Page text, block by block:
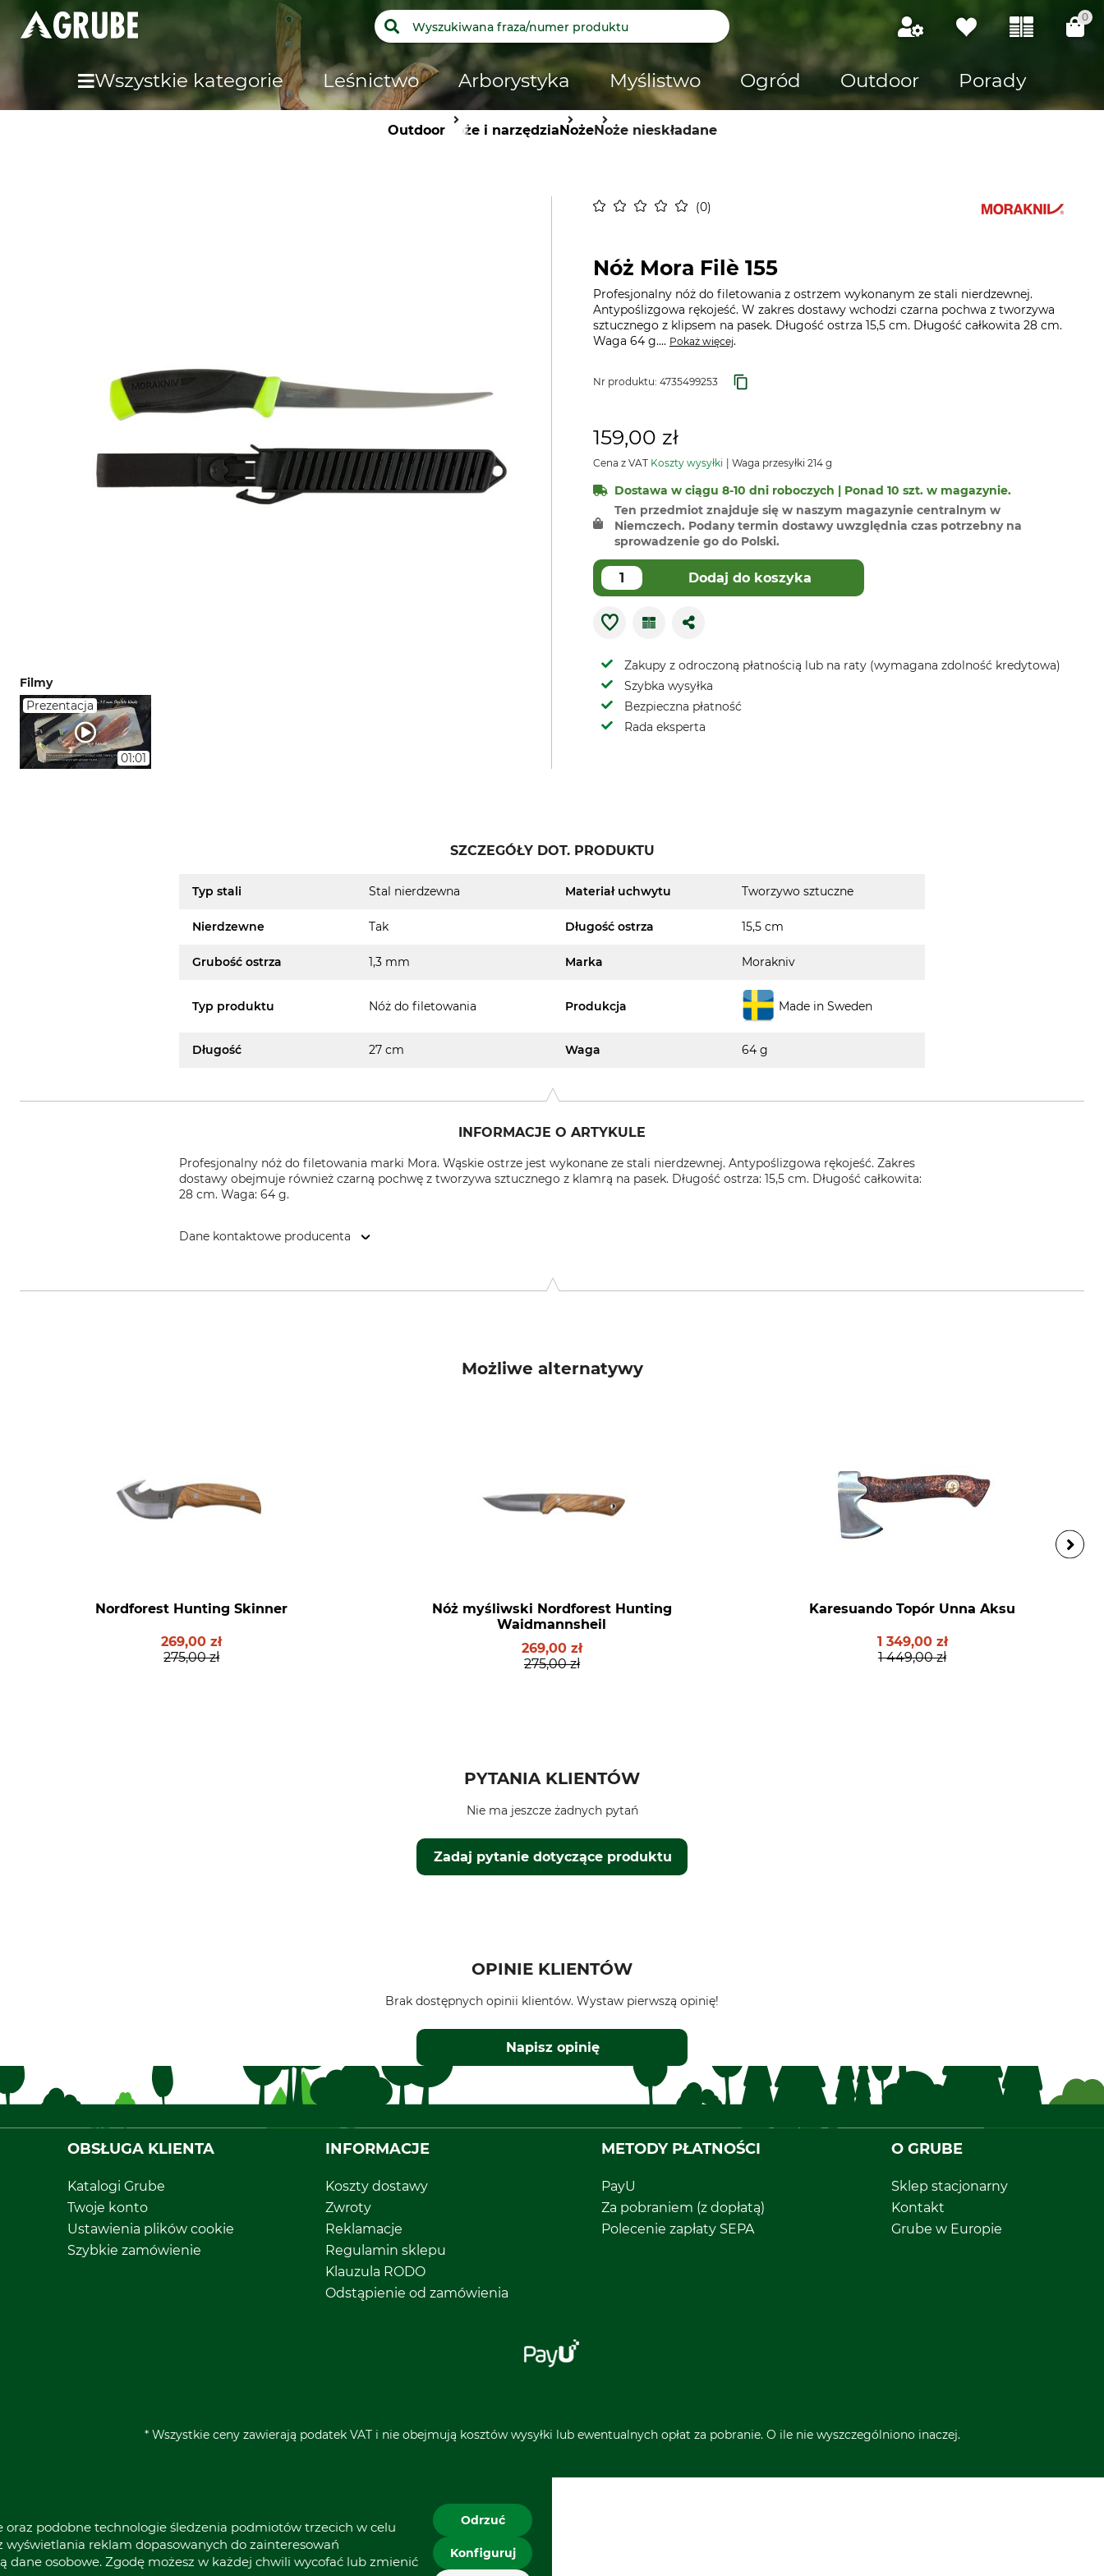
0
Wszystkie kategorie Leśnictwo Arborystyka Myślistwo Ogród Outdoor Porady
OutdoorNoże i narzędziaNożeNoże nieskładane
0
Filmy
Prezentacja
01:01
Nóż Mora Filè 155
Profesjonalny nóż do filetowania z ostrzem wykonanym ze stali nierdzewnej.
Antypoślizgowa rękojeść. W zakres dostawy wchodzi czarna pochwa z tworzywa
sztucznego z klipsem na pasek. Długość ostrza 15,5 cm. Długość całkowita 28 cm.
Waga 64 g.... Pokaż więcej.
Nr produktu: 4735499253
159,00 zł
Cena z VAT Koszty wysyłki Waga przesyłki 214 g
Dostawa w ciągu 8-10 dni roboczych | Ponad 10 szt. w magazynie.
Ten przedmiot znajduje się w naszym magazynie centralnym w
Niemczech. Podany termin dostawy uwzględnia czas potrzebny na
sprowadzenie go do Polski.
Dodaj do koszyka
Zakupy z odroczoną płatnością lub na raty (wymagana zdolność kredytowa)
Szybka wysyłka
Bezpieczna płatność
Rada eksperta
SZCZEGÓŁY DOT. PRODUKTU
Typ stali Stal nierdzewna Materiał uchwytu Tworzywo sztuczne
Nierdzewne Tak Długość ostrza 15,5 cm
Grubość ostrza 1,3 mm Marka Morakniv
Typ produktu Nóż do filetowania Produkcja Made in Sweden
Długość 27 cm Waga 64 g
INFORMACJE O ARTYKULE
Profesjonalny nóż do filetowania marki Mora. Wąskie ostrze jest wykonane ze stali nierdzewnej. Antypoślizgowa rękojeść. Zakres
dostawy obejmuje również czarną pochwę z tworzywa sztucznego z klamrą na pasek. Długość ostrza: 15,5 cm. Długość całkowita:
28 cm. Waga: 64 g.
Dane kontaktowe producenta
Możliwe alternatywy
Nordforest Hunting Skinner
269,00 zł
275,00 zł
Nóż myśliwski Nordforest Hunting
Waidmannsheil
269,00 zł
275,00 zł
Karesuando Topór Unna Aksu
1 349,00 zł
1 449,00 zł
PYTANIA KLIENTÓW
Zadaj pytanie dotyczące produktu
Nie ma jeszcze żadnych pytań
OPINIE KLIENTÓW
Brak dostępnych opinii klientów. Wystaw pierwszą opinię!
Napisz opinię
OBSŁUGA KLIENTA
Katalogi Grube
Twoje konto
Ustawienia plików cookie
Szybkie zamówienie
INFORMACJE
Koszty dostawy
Zwroty
Reklamacje
Regulamin sklepu
Klauzula RODO
Odstąpienie od zamówienia
METODY PŁATNOŚCI
PayU
Za pobraniem (z dopłatą)
Polecenie zapłaty SEPA
O GRUBE
Sklep stacjonarny
Kontakt
Grube w Europie
* Wszystkie ceny zawierają podatek VAT i nie obejmują kosztów wysyłki lub ewentualnych opłat za pobranie. O ile nie wyszczególniono inaczej.
podobne technologie śledzenia podmiotów trzecich w celu
wyświetlania reklam dopasowanych do zainteresowań
dane osobowe. Zgodę możesz w każdej chwili wycofać lub zmienić
Odrzuć
Konfiguruj